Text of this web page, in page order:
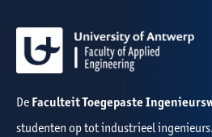
De Faculteit Toegepaste
studenten op tot industrieel